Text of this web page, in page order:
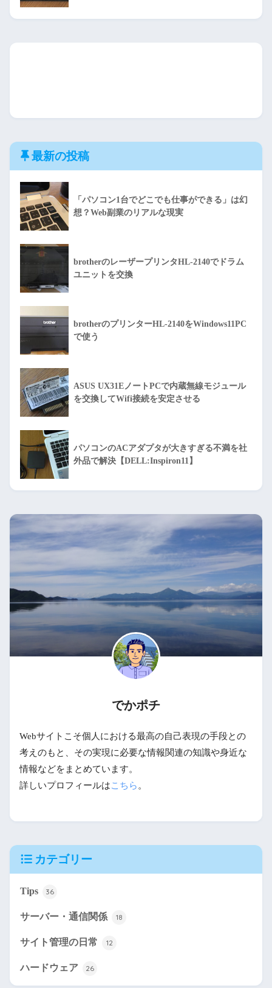
最新の投稿
「パソコン1台でどこでも仕事ができる」は幻
想？Web副業のリアルな現実
brotherのレーザープリンタHL-2140でドラム
ユニットを交換
brotherのプリンターHL-2140をWindows11PC
で使う
ASUS UX31EノートPCで内蔵無線モジュール
を交換してWifi接続を安定させる
パソコンのACアダプタが大きすぎる不満を社
外品で解決【DELL:Inspiron11】
でかポチ
Webサイトこそ個人における最高の自己表現の手段との
考えのもと、その実現に必要な情報関連の知識や身近な
情報などをまとめています。
詳しいプロフィールはこちら 。
カテゴリー
Tips 36
サーバー・通信関係 18
サイト管理の日常 12
ハードウェア 26